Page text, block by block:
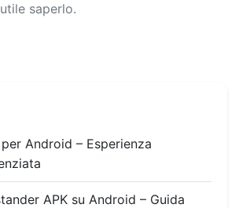
saperlo.
Android – Esperienza
APK su Android – Guida